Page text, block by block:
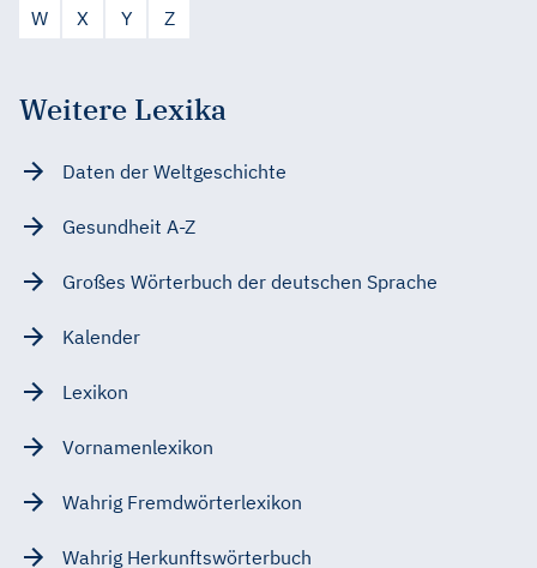
W
X Y Z
Weitere Lexika
Daten der Weltgeschichte
Gesundheit A-Z
Großes Wörterbuch der deutschen Sprache
Kalender
Lexikon
Vornamenlexikon
Wahrig Fremdwörterlexikon
Wahrig Herkunftswörterbuch